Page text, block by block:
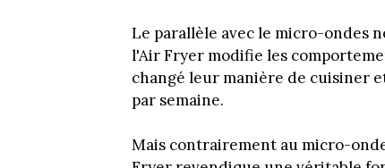
Le parallèle avec le micro-ondes
l'Air Fryer modifie les
changé leur manière de cuisiner
par semaine.
Mais contrairement au micro-